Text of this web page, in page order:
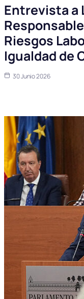
Entrevista a
Riesgos
Igualdad de
30 Junio 2026